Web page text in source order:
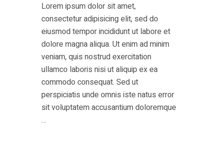
Lorem ipsum dolor sit amet,
consectetur adipisicing elit, sed do
eiusmod tempor incididunt ut labore et
dolore magna aliqua. Ut enim ad minim
veniam, quis nostrud exercitation
ullamco laboris nisi ut aliquip ex ea
commodo consequat. Sed ut
perspiciatis unde omnis iste natus error
sit voluptatem accusantium doloremque
…